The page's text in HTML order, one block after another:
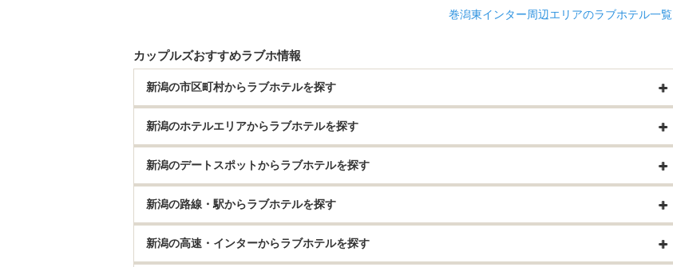
巻潟東インター周辺エリアのラブホテル一覧
カップルズおすすめラブホ情報
新潟の市区町村からラブホテルを探す
新潟のホテルエリアからラブホテルを探す
新潟のデートスポットからラブホテルを探す
新潟の路線・駅からラブホテルを探す
新潟の高速・インターからラブホテルを探す